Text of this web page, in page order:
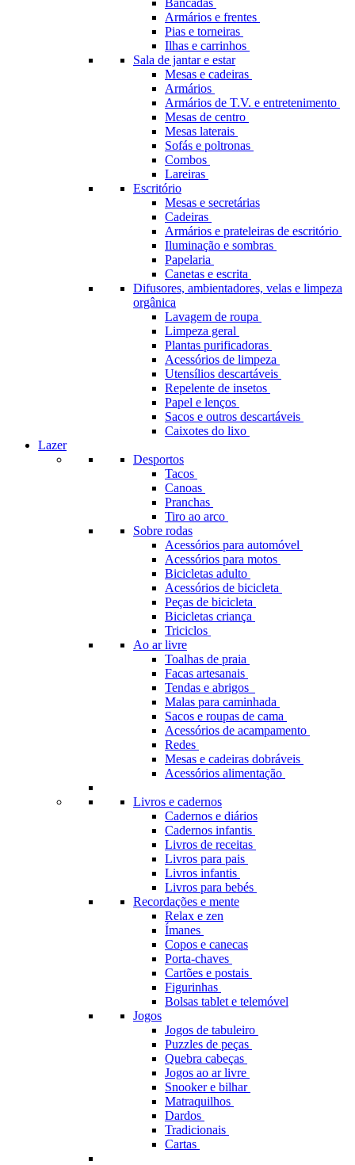
Bancadas
Armários e frentes
Pias e torneiras
Ilhas e carrinhos
Sala de jantar e estar
Mesas e cadeiras
Armários
Armários de T.V. e entretenimento
Mesas de centro
Mesas laterais
Sofás e poltronas
Combos
Lareiras
Escritório
Mesas e secretárias
Cadeiras
Armários e prateleiras de escritório
Iluminação e sombras
Papelaria
Canetas e escrita
Difusores, ambientadores, velas e limpeza
orgânica
Lavagem de roupa
Limpeza geral
Plantas purificadoras
Acessórios de limpeza
Utensílios descartáveis
Repelente de insetos
Papel e lenços
Sacos e outros descartáveis
Caixotes do lixo
Lazer
Desportos
Tacos
Canoas
Pranchas
Tiro ao arco
Sobre rodas
Acessórios para automóvel
Acessórios para motos
Bicicletas adulto
Acessórios de bicicleta
Peças de bicicleta
Bicicletas criança
Triciclos
Ao ar livre
Toalhas de praia
Facas artesanais
Tendas e abrigos
Malas para caminhada
Sacos e roupas de cama
Acessórios de acampamento
Redes
Mesas e cadeiras dobráveis
Acessórios alimentação
Livros e cadernos
Cadernos e diários
Cadernos infantis
Livros de receitas
Livros para pais
Livros infantis
Livros para bebés
Recordações e mente
Relax e zen
Ímanes
Copos e canecas
Porta-chaves
Cartões e postais
Figurinhas
Bolsas tablet e telemóvel
Jogos
Jogos de tabuleiro
Puzzles de peças
Quebra cabeças
Jogos ao ar livre
Snooker e bilhar
Matraquilhos
Dardos
Tradicionais
Cartas